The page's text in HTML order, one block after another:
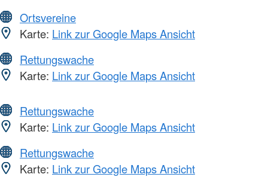
Ortsvereine
Karte: Link zur Google Maps Ansicht
Rettungswache
Karte: Link zur Google Maps Ansicht
Rettungswache
Karte: Link zur Google Maps Ansicht
Rettungswache
Karte: Link zur Google Maps Ansicht